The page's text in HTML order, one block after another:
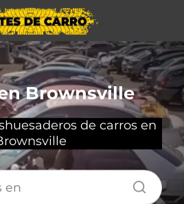
Brownsville
de carros en